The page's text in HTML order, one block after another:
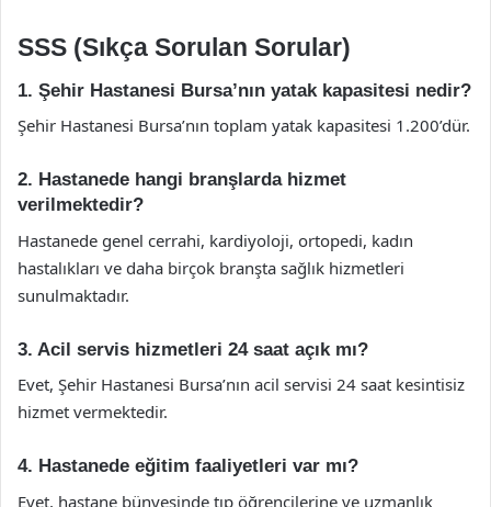
SSS (Sıkça Sorulan Sorular)
1. Şehir Hastanesi Bursa’nın yatak kapasitesi nedir?
Şehir Hastanesi Bursa’nın toplam yatak kapasitesi 1.200’dür.
2. Hastanede hangi branşlarda hizmet
verilmektedir?
Hastanede genel cerrahi, kardiyoloji, ortopedi, kadın
hastalıkları ve daha birçok branşta sağlık hizmetleri
sunulmaktadır.
3. Acil servis hizmetleri 24 saat açık mı?
Evet, Şehir Hastanesi Bursa’nın acil servisi 24 saat kesintisiz
hizmet vermektedir.
4. Hastanede eğitim faaliyetleri var mı?
Evet, hastane bünyesinde tıp öğrencilerine ve uzmanlık